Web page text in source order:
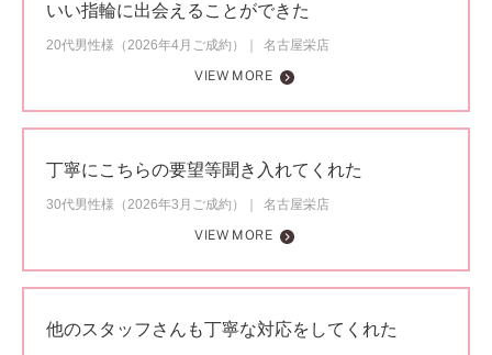
いい指輪に出会えることができた
20代男性様（2026年4月ご成約）
名古屋栄店
VIEW MORE
丁寧にこちらの要望等聞き入れてくれた
30代男性様（2026年3月ご成約）
名古屋栄店
VIEW MORE
他のスタッフさんも丁寧な対応をしてくれた